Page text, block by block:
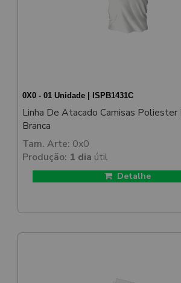
0X0 - 01 Unidade | ISPB1431C
Linha De Atacado Camisas Poliester
Branca
Tam. Arte: 0x0
Produção: 1 dia útil
Detalhe